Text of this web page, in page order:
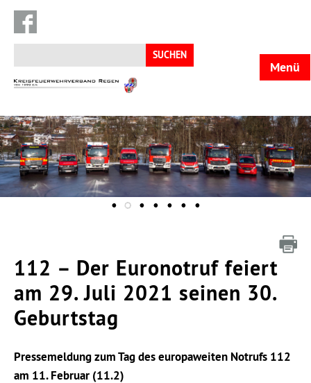
Suchen
nach:
KFV
Menü
112 – Der Euronotruf feiert
am 29. Juli 2021 seinen 30.
Geburtstag
Pressemeldung zum Tag des europaweiten Notrufs 112
am 11. Februar (11.2)